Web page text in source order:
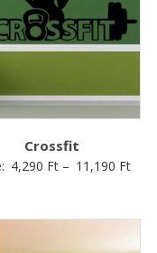
Crossfit
4,290 Ft– 11,190 Ft